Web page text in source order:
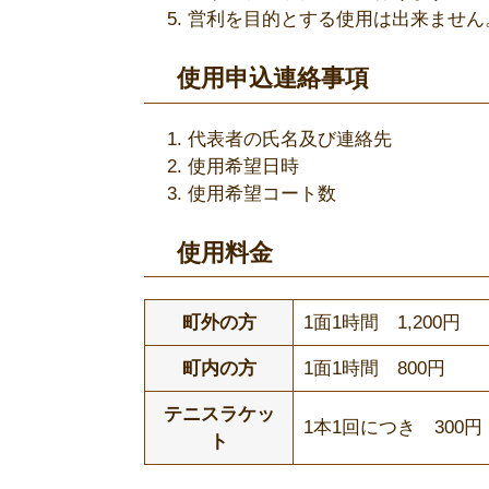
営利を目的とする使用は出来ません
使用申込連絡事項
代表者の氏名及び連絡先
使用希望日時
使用希望コート数
使用料金
町外の方 1面1時間 1,200円
町内の方 1面1時間 800円
テニスラケッ
ト
1本1回につき 300円